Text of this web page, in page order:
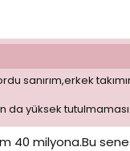
sanırım,erkek
da yüksek
milyona.Bu